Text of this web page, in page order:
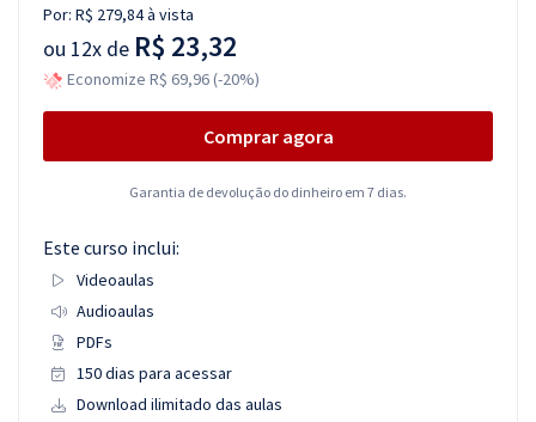
Por: R$ 279,84à vista
ou 12x de R$ 23,32
Economize R$ 69,96 (-20%)
Comprar agora
Garantia de devolução do dinheiro em 7 dias.
Este curso inclui:
Videoaulas
Audioaulas
PDFs
150 dias para acessar
Download ilimitado das aulas